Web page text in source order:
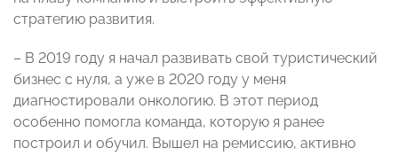
стратегию развития.
– В 2019 году я начал развивать свой туристический
бизнес с нуля, а уже в 2020 году у меня
диагностировали онкологию. В этот период
особенно помогла команда, которую я ранее
построил и обучил. Вышел на ремиссию, активно